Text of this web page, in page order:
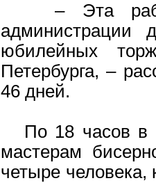
– Эта
администрации
юбилейных
Петербурга, –
46 дней.
По 18 часов в
мастерам
четыре человека,